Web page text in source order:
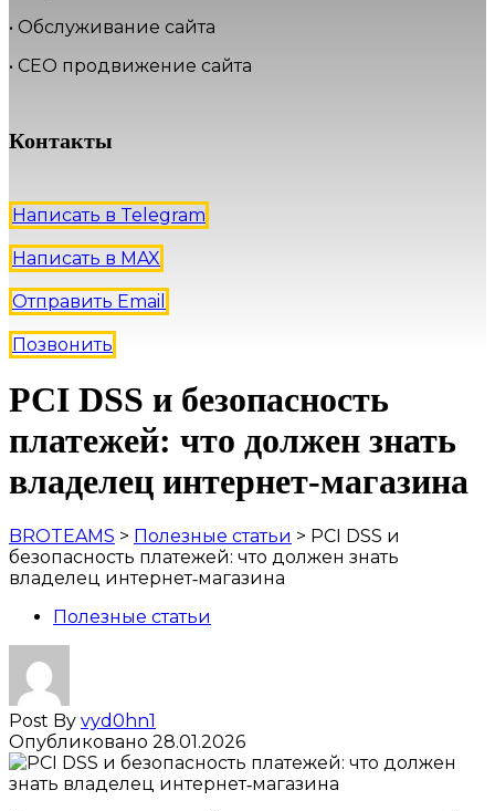
• Обслуживание сайта
• СЕО продвижение сайта
Контакты
Написать в Telegram
Написать в MAX
Отправить Email
Позвонить
PCI DSS и безопасность
платежей: что должен знать
владелец интернет‑магазина
BROTEAMS > Полезные статьи > PCI DSS и
безопасность платежей: что должен знать
владелец интернет‑магазина
Полезные статьи
Post By vyd0hn1
Опубликовано 28.01.2026